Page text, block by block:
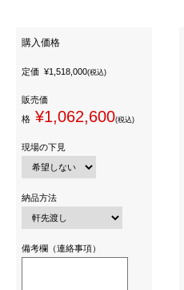
購入価格
定価 ¥1,518,000(税込)
販売価
格 ¥1,062,600(税込)
現場の下見
納品方法
備考欄（連絡事項）